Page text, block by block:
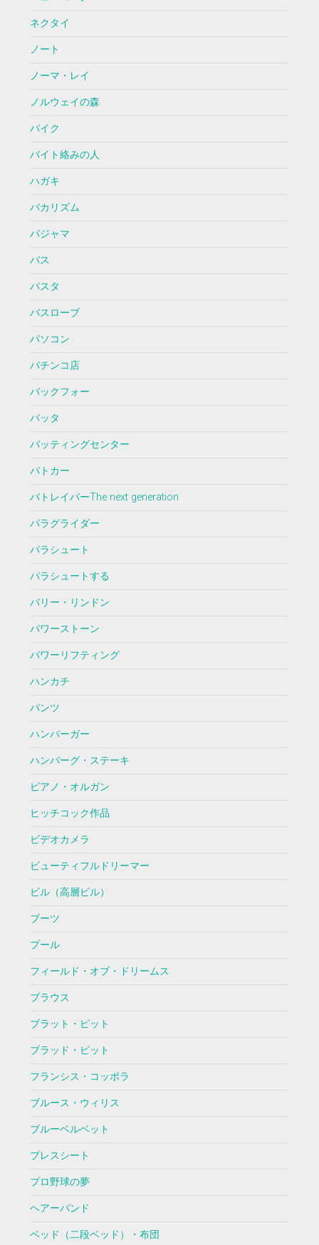
ネクタイ
ノート
ノーマ・レイ
ノルウェイの森
バイク
バイト絡みの人
ハガキ
バカリズム
パジャマ
バス
パスタ
バスローブ
パソコン
パチンコ店
バックフォー
バッタ
バッティングセンター
パトカー
パトレイバーThe next generation
パラグライダー
パラシュート
パラシュートする
バリー・リンドン
パワーストーン
パワーリフティング
ハンカチ
パンツ
ハンバーガー
ハンバーグ・ステーキ
ピアノ・オルガン
ヒッチコック作品
ビデオカメラ
ビューティフルドリーマー
ビル（高層ビル）
ブーツ
プール
フィールド・オブ・ドリームス
ブラウス
ブラット・ピット
ブラッド・ピット
フランシス・コッポラ
ブルース・ウィリス
ブルーベルベット
プレスシート
プロ野球の夢
ヘアーバンド
ベッド（二段ベッド）・布団